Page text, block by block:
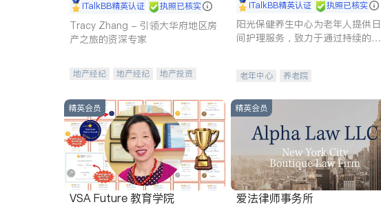
iTalkBB精英认证 执照已核实
Tracy Zhang - 引领大华府地区房
产之旅的资深专家
地产经纪 地产经纪
地产投资
iTalkBB精英认证 执照已核实
阳光保健养生中心为老年人提供日
间护理服务，致力于通过持续的护
老年中心 养老院
精英会员
VSA Future 教育学院
精英会员
爱法律师事务所